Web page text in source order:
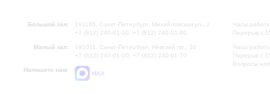
Большой зал:
191186, Санкт-Петербург, Михайловская ул., 2
+7 (812) 240-01-00, +7 (812) 240-01-80
Малый зал:
191011, Санкт-Петербург, Невский пр., 30
+7 (812) 240-01-00, +7 (812) 240-01-70
Напишите нам:
MAX
Часы
Перерыв с
Часы
Перерыв с
Вопросы